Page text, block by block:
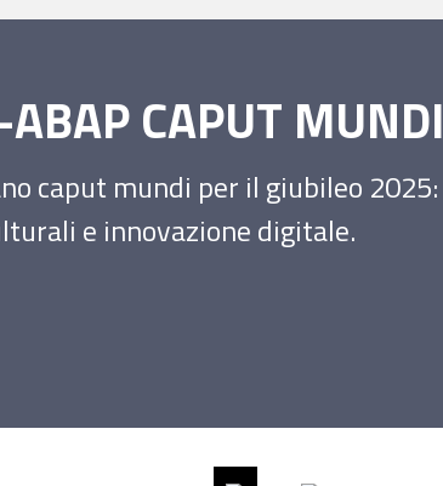
CAPUT MUNDI
caput mundi per il giubileo 2025:
e innovazione digitale.